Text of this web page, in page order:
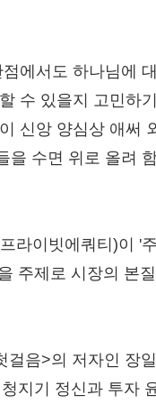
에서도 하나님에
수 있을지 고민하
신앙 양심상 애써
을 수면 위로 올려
라이빗에쿼티)이 '
주제로 시장의 본
걸음>의 저자인 장
지기 정신과 투자